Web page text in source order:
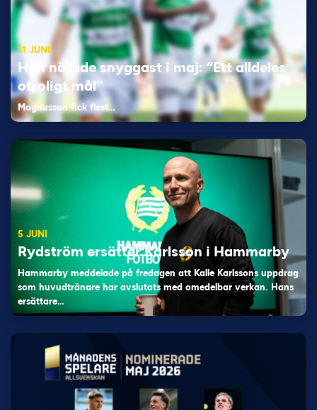
11 JUNI
Han nätade snyggast i maj: “Ett alldeles
otroligt mål”
Magnusson fick flest…
5 JUNI
Rydström ersätter Karlsson i Hammarby
Hammarby meddelade på fredagen att Kalle Karlssons uppdrag
som huvudtränare har avslutats med omedelbar verkan. Hans
ersättare…